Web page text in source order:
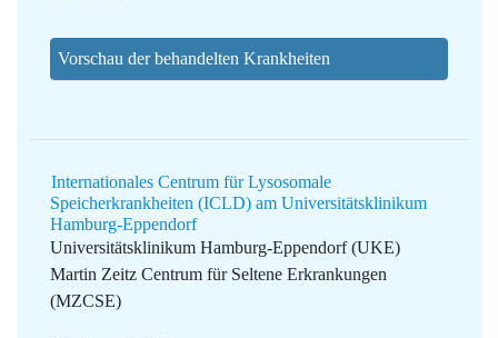
Vorschau der behandelten Krankheiten
Internationales Centrum für Lysosomale
Speicherkrankheiten (ICLD) am Universitätsklinikum
Hamburg-Eppendorf
Universitätsklinikum Hamburg-Eppendorf (UKE)
Martin Zeitz Centrum für Seltene Erkrankungen
(MZCSE)